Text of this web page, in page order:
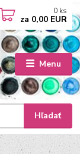
Menu
Hľadať
0 ks
za 0,00 EUR